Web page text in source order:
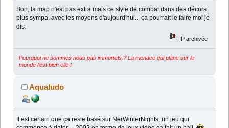
Bon, la map n'est pas extra mais ce style de combat dans des décors
plus sympa, avec les moyens d'aujourd'hui... ça pourrait le faire moi je
dis.
IP archivée
Pourquoi ne sommes nous pas immortels ? La menace qui plane sur le
monde l'est bien elle !
Aqualudo
Il est certain que ça reste basé sur NerWinterNights, un jeu qui